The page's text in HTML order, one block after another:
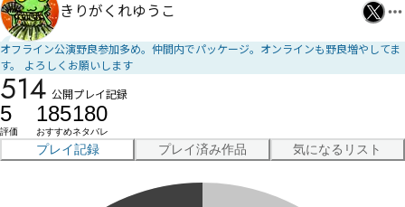
きりがくれゆうこ
オフライン公演野良参加多め。仲間内でパッケージ。オンラインも野良増やしてま
す。 よろしくお願いします
514 公開プレイ記録
5
評価
185
おすすめ
180
ネタバレ
プレイ記録 プレイ済み作品 気になるリスト